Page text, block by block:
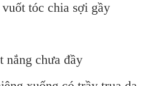
vuốt tóc chia sợi gầy
nắng chưa đầy